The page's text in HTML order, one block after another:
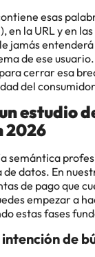
esas
en la URL y en
jamás
de ese
cerrar esa
del
estudio
2026
semántica
datos. En
de pago que
empezar a
estas fases
intención de